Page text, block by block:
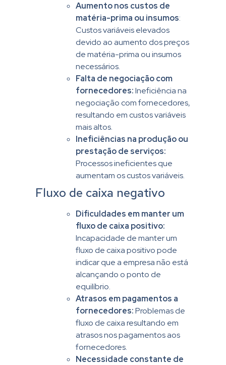
Aumento nos custos de
matéria-prima ou insumos:
Custos variáveis elevados
devido ao aumento dos preços
de matéria-prima ou insumos
necessários.
Falta de negociação com
fornecedores:Ineficiência na
negociação com fornecedores,
resultando em custos variáveis
mais altos.
Ineficiências na produção ou
prestação de serviços:
Processos ineficientes que
aumentam os custos variáveis.
Fluxo de caixa negativo
Dificuldades em manter um
fluxo de caixa positivo:
Incapacidade de manter um
fluxo de caixa positivo pode
indicar que a empresa não está
alcançando o ponto de
equilíbrio.
Atrasos em pagamentos a
fornecedores:Problemas de
fluxo de caixa resultando em
atrasos nos pagamentos aos
fornecedores.
Necessidade constante de